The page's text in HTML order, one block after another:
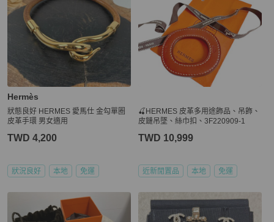
Hermès
狀態良好 HERMES 愛馬仕 金勾單圈
皮革手環 男女適用
TWD 4,200
狀況良好 本地 免運
🍒HERMES 皮革多用途飾品、吊飾、
皮鏈吊墜、絲巾扣、3F220909-1
TWD 10,999
近新閒置品 本地 免運